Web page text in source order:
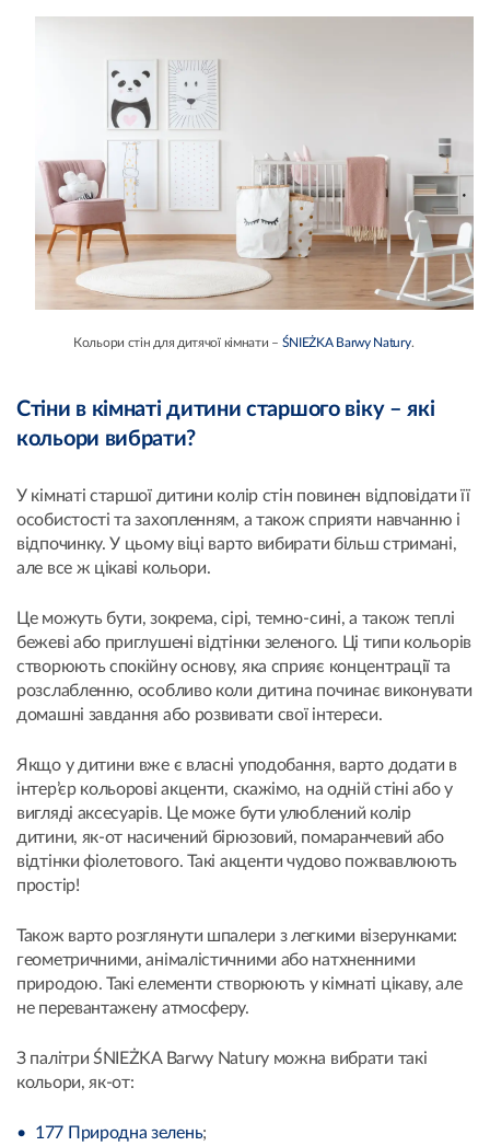
Кольори стін для дитячої кімнати – ŚNIEŻKA Barwy Natury.
Стіни в кімнаті дитини старшого віку – які
кольори вибрати?
У кімнаті старшої дитини колір стін повинен відповідати її
особистості та захопленням, а також сприяти навчанню і
відпочинку. У цьому віці варто вибирати більш стримані,
але все ж цікаві кольори.
Це можуть бути, зокрема, сірі, темно-сині, а також теплі
бежеві або приглушені відтінки зеленого. Ці типи кольорів
створюють спокійну основу, яка сприяє концентрації та
розслабленню, особливо коли дитина починає виконувати
домашні завдання або розвивати свої інтереси.
Якщо у дитини вже є власні уподобання, варто додати в
інтер’єр кольорові акценти, скажімо, на одній стіні або у
вигляді аксесуарів. Це може бути улюблений колір
дитини, як-от насичений бірюзовий, помаранчевий або
відтінки фіолетового. Такі акценти чудово пожвавлюють
простір!
Також варто розглянути шпалери з легкими візерунками:
геометричними, анімалістичними або натхненними
природою. Такі елементи створюють у кімнаті цікаву, але
не перевантажену атмосферу.
З палітри ŚNIEŻKA Barwy Natury можна вибрати такі
кольори, як-от:
177 Природна зелень;